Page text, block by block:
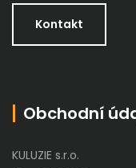
Kontakt
Obchodní
KULUZIE s.r.o.